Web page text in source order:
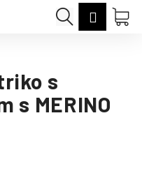
Hledat
s
s MERINO